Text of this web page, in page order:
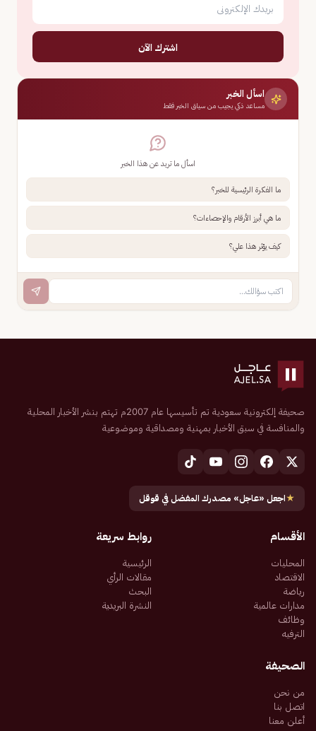
اشترك الآن
اسأل الخبر
مساعد ذكي يجيب من سياق الخبر فقط
اسأل ما تريد عن هذا الخبر
ما الفكرة الرئيسية للخبر؟
ما هي أبرز الأرقام والإحصاءات؟
كيف يؤثر هذا علي؟
صحيفة إلكترونية سعودية تم تأسيسها عام 2007م تهتم بنشر الأخبار المحلية
والمنافسة في سبق الأخبار بمهنية ومصداقية وموضوعية
★اجعل «عاجل» مصدرك المفضل في قوقل
الأقسام
المحليات
الاقتصاد
رياضة
مدارات عالمية
وظائف
الترفيه
روابط سريعة
الرئيسية
مقالات الرأي
البحث
النشرة البريدية
الصحيفة
من نحن
اتصل بنا
أعلن معنا